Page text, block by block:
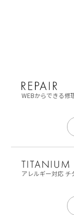
WEBからできる修
アレルギー対応チ